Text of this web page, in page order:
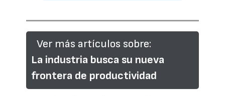
Ver más artículos sobre:
La industria busca su nueva
frontera de productividad